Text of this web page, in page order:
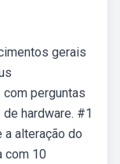
gerais
perguntas
hardware. #1
alteração do
com 10